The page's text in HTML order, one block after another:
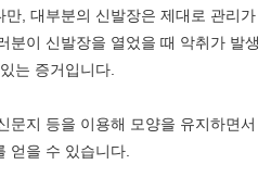
만, 대부분의 신발장은 제대로 관리가
분이 신발장을 열었을 때 악취가 발생
는 증거입니다.
문지 등을 이용해 모양을 유지하면서
얻을 수 있습니다.